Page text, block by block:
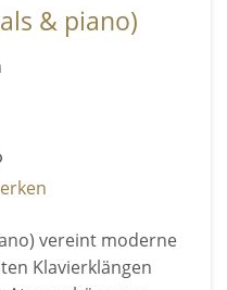
& piano)
vereint moderne
Klavierklängen